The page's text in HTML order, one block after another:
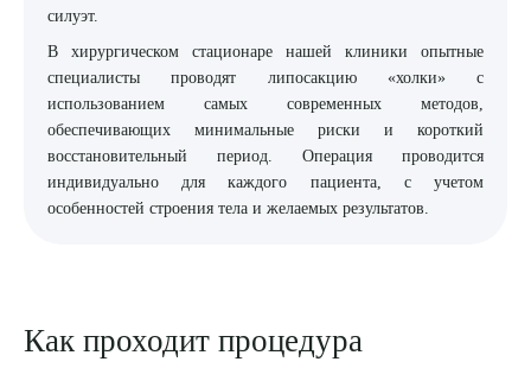
ЗАПИСЬ ОНЛАЙН
силуэт.
В хирургическом стационаре нашей клиники опытные
специалисты проводят липосакцию «холки» с
использованием самых современных методов,
обеспечивающих минимальные риски и короткий
восстановительный период. Операция проводится
индивидуально для каждого пациента, с учетом
особенностей строения тела и желаемых результатов.
Как проходит процедура